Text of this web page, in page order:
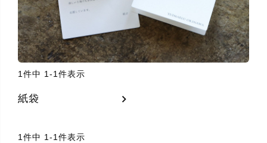
1 件中 1 -1 件表示
紙袋
1件中 1-1件表示